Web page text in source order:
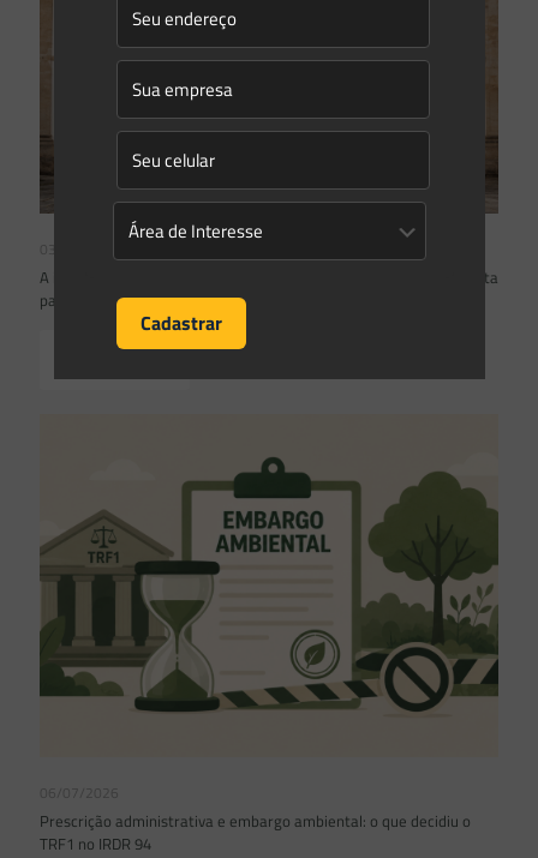
A inclusão de imóvel em inventário de patrimônio cultural não basta
para impor restrições ao direito de propriedade:
Read more
06/07/2026
Prescrição administrativa e embargo ambiental: o que decidiu o
TRF1 no IRDR 94